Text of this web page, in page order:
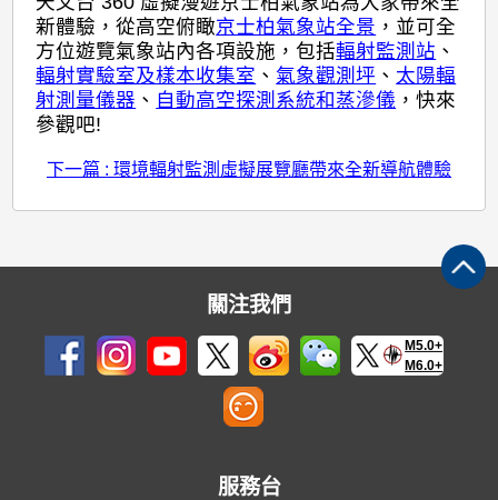
新體驗，從高空俯瞰京士柏氣象站全景 ，並可全
方位遊覽氣象站內各項設施，包括輻射監測站 、
輻射實驗室及樣本收集室 、 氣象觀測坪 、 太陽輻
射測量儀器 、 自動高空探測系統和蒸滲儀 ，快來
參觀吧!
下一篇 : 環境輻射監測虛擬展覽廳帶來全新導航體驗
關注我們
M5.0+
M6.0+
服務台